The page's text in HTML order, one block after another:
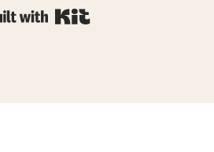
Built with Kit